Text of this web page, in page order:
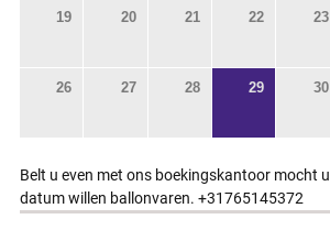
19 20 21 22 23
26 27 28 29 30
Belt u even met ons boekingskantoor mocht
datum willen ballonvaren. +31765145372